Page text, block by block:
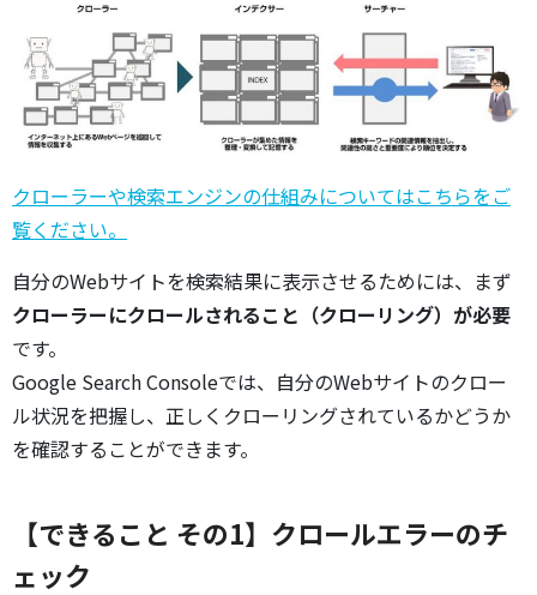
クローラーや検索エンジンの仕組みについてはこちらをご
覧ください。
自分のWebサイトを検索結果に表示させるためには、まず
クローラーにクロールされること（クローリング）が必要
です。
Google Search Consoleでは、自分のWebサイトのクロー
ル状況を把握し、正しくクローリングされているかどうか
を確認することができます。
【できること その1】クロールエラーのチ
ェック